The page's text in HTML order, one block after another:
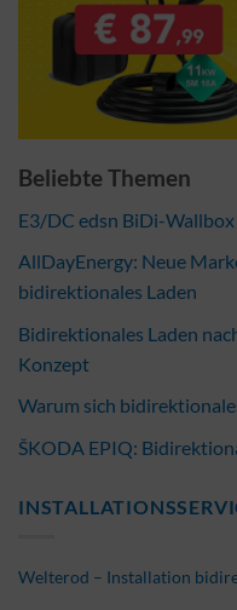
Beliebte Themen
E3/DC edsn BiDi-Wallbox
AllDayEnergy: Neue
bidirektionales Laden
Bidirektionales Laden
Konzept
Warum sich
ŠKODA EPIQ:
Welterod – Installation